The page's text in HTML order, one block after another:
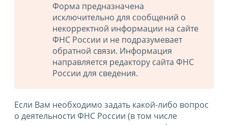
Форма предназначена
исключительно для сообщений о
некорректной информации на сайте
ФНС России и не подразумевает
обратной связи. Информация
направляется редактору сайта ФНС
России для сведения.
Если Вам необходимо задать какой-либо вопрос
о деятельности ФНС России (в том числе